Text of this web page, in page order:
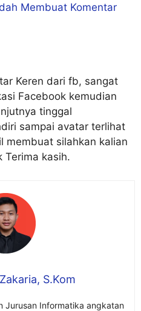
Membuat Komentar
Keren dari fb, sangat
Facebook kemudian
tinggal
sampai avatar terlihat
membuat silahkan kalian
Terima kasih.
S.Kom
Jurusan Informatika angkatan